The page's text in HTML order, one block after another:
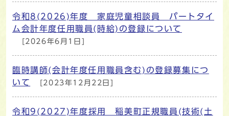
令和8(2026)年度 家庭児童相談員 パートタイ
ム会計年度任用職員(時給)の登録について
[2026年6月1日]
臨時講師(会計年度任用職員含む)の登録募集につ
いて
[2023年12月22日]
令和9(2027)年度採用 稲美町正規職員(技術(土